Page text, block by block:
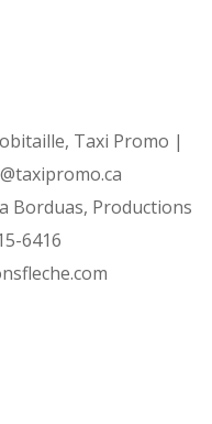
Taxi Promo |
Borduas, Productions
6416